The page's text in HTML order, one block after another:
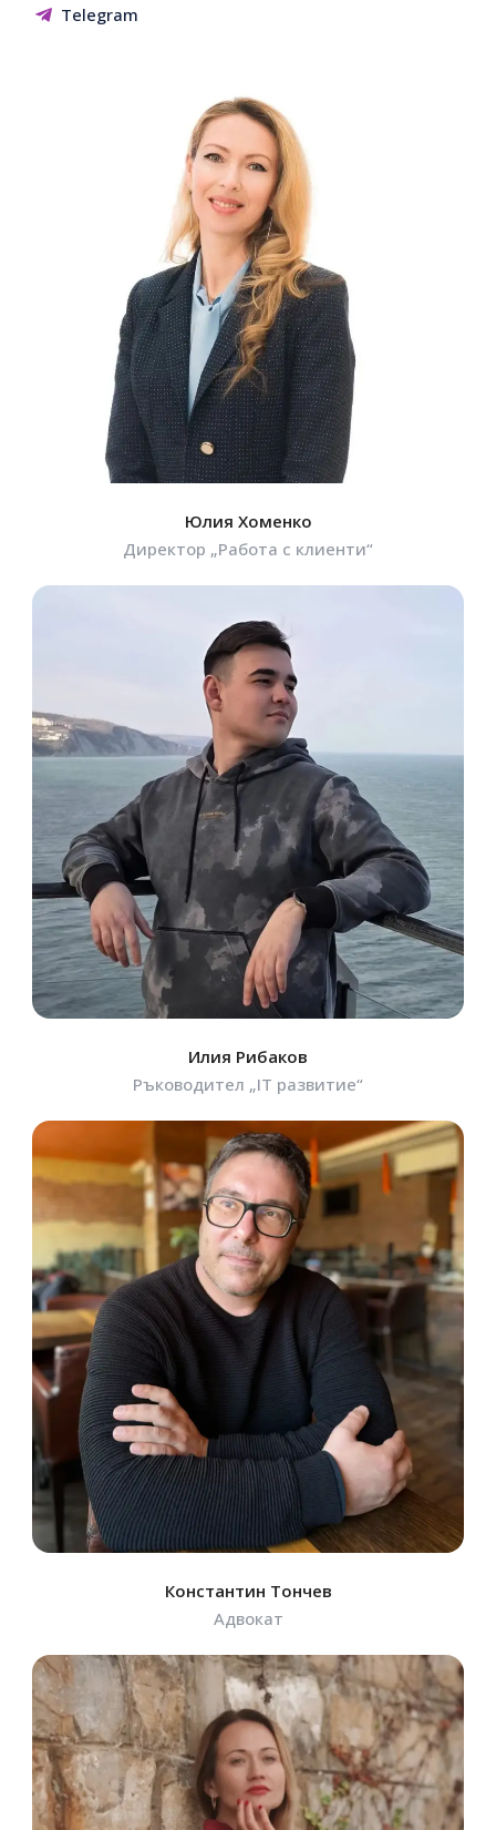
Telegram
Юлия Хоменко
Директор „Работа с клиенти“
Илия Рибаков
Ръководител „IT развитие“
Константин Тончев
Адвокат